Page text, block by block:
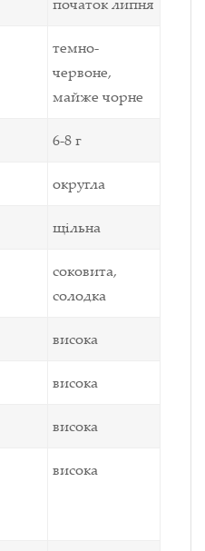
темно-
червоне,
майже чорне
6-8 г
округла
щільна
соковита,
солодка
висока
висока
висока
висока